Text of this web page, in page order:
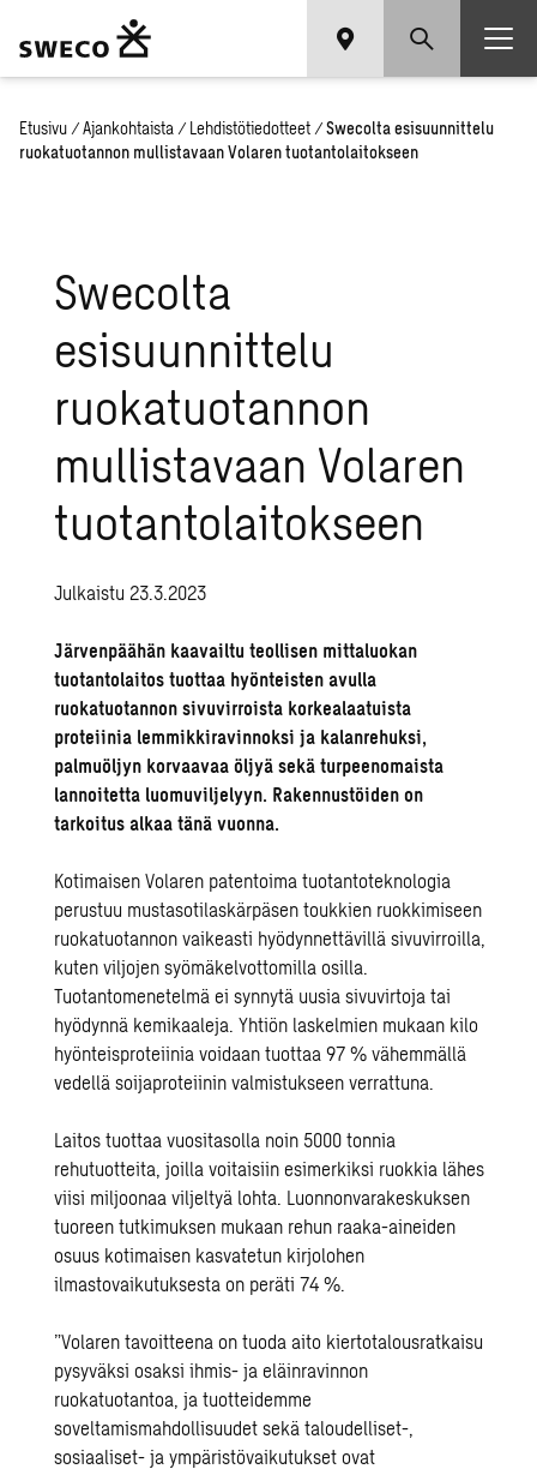
Etusivu / Ajankohtaista / Lehdistötiedotteet / Swecolta esisuunnittelu
ruokatuotannon mullistavaan Volaren tuotantolaitokseen
Swecolta
esisuunnittelu
ruokatuotannon
mullistavaan Volaren
tuotantolaitokseen
Julkaistu 23.3.2023
Järvenpäähän kaavailtu teollisen mittaluokan
tuotantolaitos tuottaa hyönteisten avulla
ruokatuotannon sivuvirroista korkealaatuista
proteiinia lemmikkiravinnoksi ja kalanrehuksi,
palmuöljyn korvaavaa öljyä sekä turpeenomaista
lannoitetta luomuviljelyyn. Rakennustöiden on
tarkoitus alkaa tänä vuonna.
KotimaisenVolaren patentoima tuotantoteknologia
perustuu mustasotilaskärpäsen toukkien ruokkimiseen
ruokatuotannon vaikeasti hyödynnettävillä sivuvirroilla,
kuten viljojen syömäkelvottomilla osilla.
Tuotantomenetelmä ei synnytä uusia sivuvirtoja tai
hyödynnä kemikaaleja. Yhtiön laskelmien mukaan kilo
hyönteisproteiinia voidaan tuottaa 97 % vähemmällä
vedellä soijaproteiinin valmistukseen verrattuna.
Laitos tuottaa vuositasolla noin 5000 tonnia
rehutuotteita, joilla voitaisiin esimerkiksi ruokkia lähes
viisi miljoonaa viljeltyä lohta. Luonnonvarakeskuksen
tuoreen tutkimuksen mukaan rehun raaka-aineiden
osuus kotimaisen kasvatetun kirjolohen
ilmastovaikutuksesta on peräti 74 %.
”Volaren tavoitteena on tuoda aito kiertotalousratkaisu
pysyväksi osaksi ihmis- ja eläinravinnon
ruokatuotantoa, ja tuotteidemme
soveltamismahdollisuudet sekä taloudelliset-,
sosiaaliset- ja ympäristövaikutukset ovat